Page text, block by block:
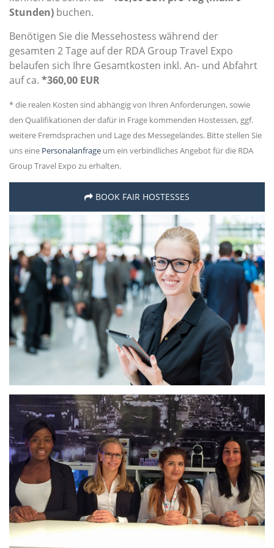
Stunden) buchen.
Benötigen Sie die Messehostess während der
gesamten 2 Tage auf der RDA Group Travel Expo
belaufen sich Ihre Gesamtkosten inkl. An- und Abfahrt
auf ca. *360,00 EUR
* die realen Kosten sind abhängig von Ihren Anforderungen, sowie
den Qualifikationen der dafür in Frage kommenden Hostessen, ggf.
weitere Fremdsprachen und Lage des Messegeländes. Bitte stellen Sie
uns eine Personalanfrage um ein verbindliches Angebot für die RDA
Group Travel Expo zu erhalten.
BOOK FAIR HOSTESSES